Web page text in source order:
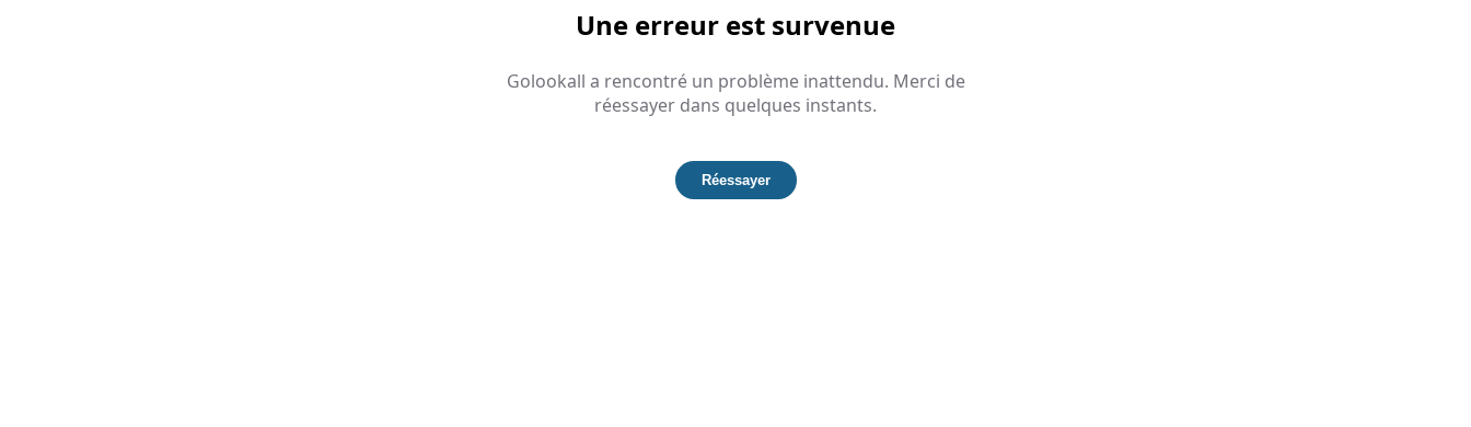
Une erreur est survenue
Golookall a rencontré un problème inattendu. Merci de
réessayer dans quelques instants.
Réessayer